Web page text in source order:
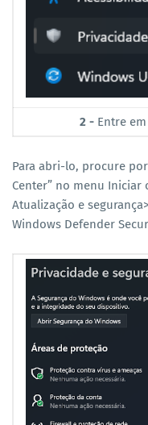
2 -Entre em
Para abri-lo, procure
Center” no menu Iniciar
Atualização e
Windows Defender